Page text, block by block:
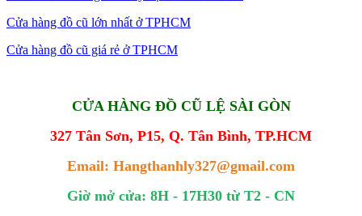
Cửa hàng đồ cũ lớn nhất ở TPHCM
Cửa hàng đồ cũ giá rẻ ở TPHCM
CỬA HÀNG ĐỒ CŨ LỆ SÀI GÒN
327 Tân Sơn, P15, Q. Tân Bình, TP.HCM
Email: Hangthanhly327@gmail.com
Giờ mở cửa: 8H - 17H30 từ T2 - CN